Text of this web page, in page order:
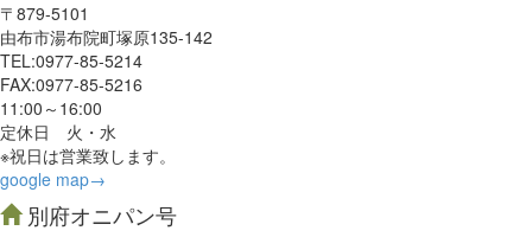
〒879-5101
由布市湯布院町塚原135-142
TEL:0977‐85-5214
FAX:0977‐85-5216
11:00～16:00
定休日 火・水
※祝日は営業致します。
google map→
別府オニパン号